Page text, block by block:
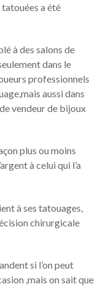
a été
à des salons de
dans le
professionnels
aussi dans
vendeur de bijoux
plus ou moins
à celui qui l’a
à ses tatouages,
chirurgicale
si l’on peut
,mais on sait que